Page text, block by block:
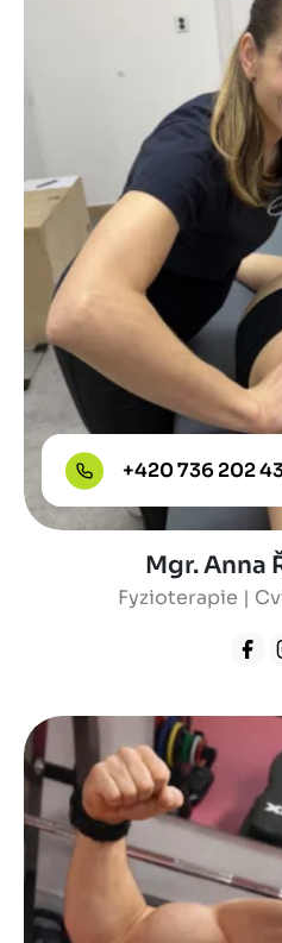
+420 736 202
Mgr. Anna
Fyzioterapie |